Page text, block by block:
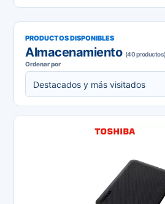
PRODUCTOS DISPONIBLES
Almacenamiento (40 productos)
Ordenar por